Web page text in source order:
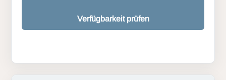
Verfügbarkeit prüfen